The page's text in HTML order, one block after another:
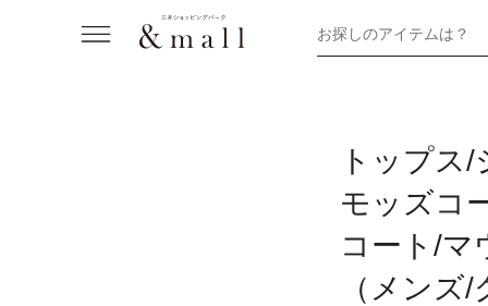
お探しのアイテムは？
トップス
モッズコ
コート/マ
（メンズ/